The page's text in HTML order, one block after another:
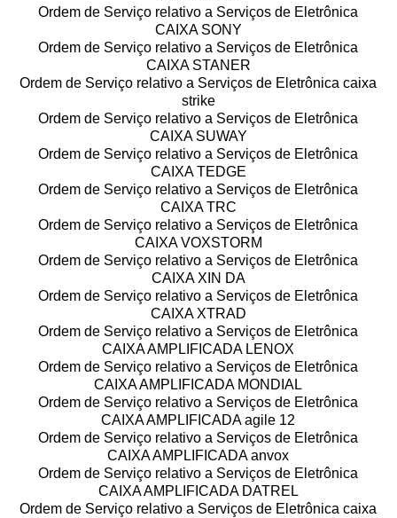
Ordem de Serviço relativo a Serviços de Eletrônica
CAIXA SONY
Ordem de Serviço relativo a Serviços de Eletrônica
CAIXA STANER
Ordem de Serviço relativo a Serviços de Eletrônica caixa
strike
Ordem de Serviço relativo a Serviços de Eletrônica
CAIXA SUWAY
Ordem de Serviço relativo a Serviços de Eletrônica
CAIXA TEDGE
Ordem de Serviço relativo a Serviços de Eletrônica
CAIXA TRC
Ordem de Serviço relativo a Serviços de Eletrônica
CAIXA VOXSTORM
Ordem de Serviço relativo a Serviços de Eletrônica
CAIXA XIN DA
Ordem de Serviço relativo a Serviços de Eletrônica
CAIXA XTRAD
Ordem de Serviço relativo a Serviços de Eletrônica
CAIXA AMPLIFICADA LENOX
Ordem de Serviço relativo a Serviços de Eletrônica
CAIXA AMPLIFICADA MONDIAL
Ordem de Serviço relativo a Serviços de Eletrônica
CAIXA AMPLIFICADA agile 12
Ordem de Serviço relativo a Serviços de Eletrônica
CAIXA AMPLIFICADA anvox
Ordem de Serviço relativo a Serviços de Eletrônica
CAIXA AMPLIFICADA DATREL
Ordem de Serviço relativo a Serviços de Eletrônica caixa